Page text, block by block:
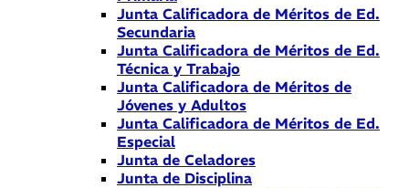
Junta Calificadora de Méritos de Ed.
Secundaria
Junta Calificadora de Méritos de Ed.
Técnica y Trabajo
Junta Calificadora de Méritos de
Jóvenes y Adultos
Junta Calificadora de Méritos de Ed.
Especial
Junta de Celadores
Junta de Disciplina